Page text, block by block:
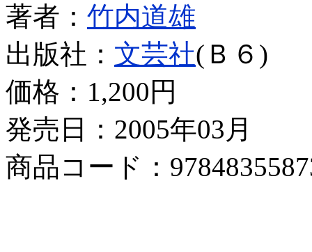
著者： 竹内道雄
出版社： 文芸社(Ｂ６)
価格： 1,200円
発売日：2005年03月
商品コード：